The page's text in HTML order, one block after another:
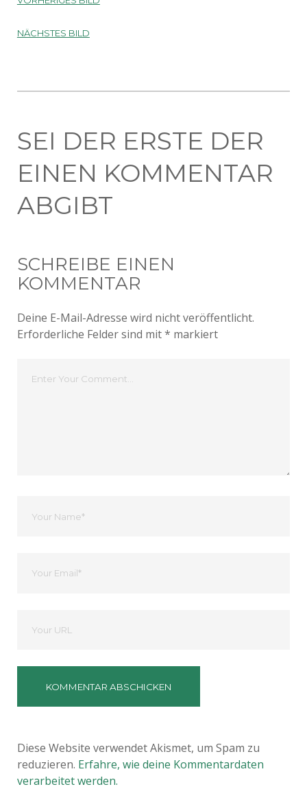
NÄCHSTES BILD
SEI DER ERSTE DER
EINEN KOMMENTAR
ABGIBT
SCHREIBE EINEN
KOMMENTAR
Deine E-Mail-Adresse wird nicht veröffentlicht.
Erforderliche Felder sind mit* markiert
Kommentar
Name
Email
Website
Diese Website verwendet Akismet, um Spam zu
reduzieren. Erfahre, wie deine Kommentardaten
verarbeitet werden.